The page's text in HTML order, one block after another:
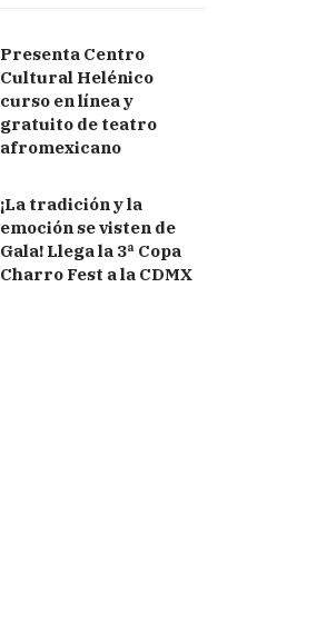
Presenta Centro
Cultural Helénico
curso en línea y
gratuito de teatro
afromexicano
¡La tradición y la
emoción se visten de
Gala! Llega la 3ª Copa
Charro Fest a la CDMX